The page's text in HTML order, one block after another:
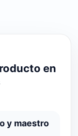
en
y maestro